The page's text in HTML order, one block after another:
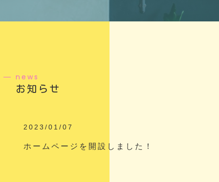
news
お知らせ
2023/01/07
ホームページを開設しました！